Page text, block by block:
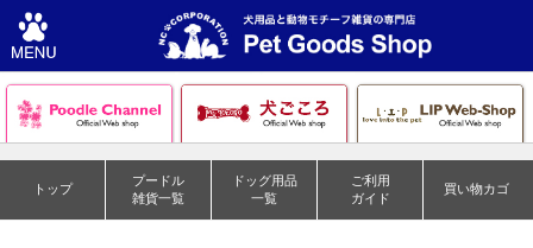
トップ
プードル
雑貨一覧
ドッグ用品
一覧
ご利用
ガイド
買い物カゴ